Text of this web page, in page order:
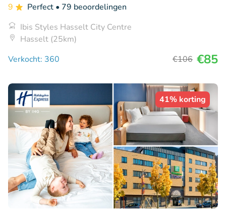
9 Perfect • 79 beoordelingen
Ibis Styles Hasselt City Centre
Hasselt (25km)
Verkocht: 360
€106 €85
41% korting